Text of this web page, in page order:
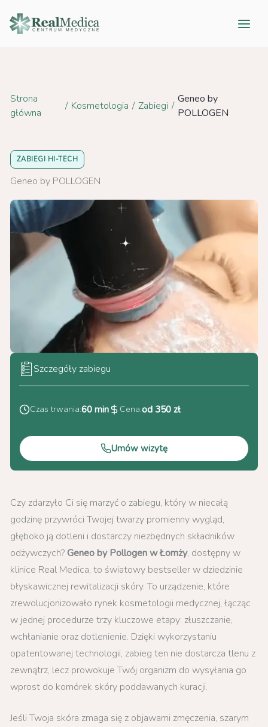
do
treści
Strona
główna
/ Kosmetologia / Zabiegi /
Geneo by
POLLOGEN
ZABIEGI HI-TECH
Geneo by POLLOGEN
Szczegóły zabiegu
Czas trwania:60 min Cena:od 350 zł
Umów wizytę
Czy zdarzyło Ci się marzyć o zabiegu, który w niecałą
godzinę przywróci Twojej twarzy promienny wygląd,
głęboko ją dotleni i dostarczy niezbędnych składników
odżywczych?Geneo by Pollogen w Łomży, dostępny w
klinice Real Medica, to światowy bestseller w dziedzinie
błyskawicznej rewitalizacji skóry. To urządzenie, które
zrewolucjonizowało rynek kosmetologii medycznej, łącząc
w jednej procedurze trzy kluczowe etapy: złuszczanie,
wchłanianie oraz dotlenienie. Dzięki wykorzystaniu
opatentowanej technologii, zabieg ten nie dostarcza tlenu z
zewnątrz, lecz prowokuje Twój organizm do wysyłania go
wprost do komórek skóry poddawanych kuracji.
Jeśli Twoja skóra zmaga się z objawami zmęczenia, szarym